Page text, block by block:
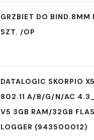
GRZBIET DO BIND.8MM
SZT. /OP
DATALOGIC SKORPIO
802.11 A/B/G/N/AC
V5 3GB RAM/32GB
LOGGER (943500012)